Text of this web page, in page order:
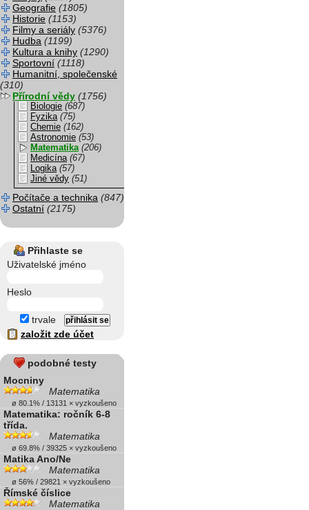
Geografie (1805)
Historie (1153)
Filmy a seriály (5376)
Hudba (1199)
Kultura a knihy (1290)
Sportovní (1118)
Humanitní, společenské
(310)
Přírodní vědy (1756)
Biologie (687)
Fyzika (75)
Chemie (162)
Astronomie (53)
Matematika (206)
Medicína (67)
Logika (57)
Jiné vědy (51)
Počítače a technika (847)
Ostatní (2175)
Přihlaste se
Uživatelské jméno
Heslo
trvale
založit zde účet
podobné testy
Mocniny
Matematika
ø 80.1% / 13131 × vyzkoušeno
Matematika: ročník 6-8
třída.
Matematika
ø 69.8% / 39325 × vyzkoušeno
Matika Ano/Ne
Matematika
ø 56% / 29821 × vyzkoušeno
Římské číslice
Matematika